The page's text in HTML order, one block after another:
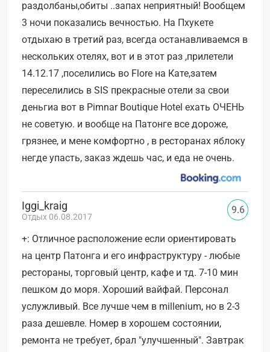
раздолбаны,обиты ..запах неприятный! Вообщем
3 ночи показались вечностью. На Пхукете
отдыхаю в третий раз, всегда останавливаемся в
нескольких отелях, вот и в этот раз ,прилетели
14.12.17 ,поселились во Flore на Кате,затем
переселились в SIS прекрасные отели за свои
деньгиа вот в Pimnar Boutique Hotel ехать ОЧЕНЬ
не советую. и вообще на Патонге все дороже,
грязнее, и мене комфортно , в ресторанах яблоку
негде упасть, заказ ждешь час, и еда не очень.
Iggi_kraig
Отдых 06.08.2017
+: Отличное расположение если ориентировать
на центр Патонга и его инфраструктуру - любые
рестораны, торговый центр, кафе и тд. 7-10 мин
пешком до моря. Хороший вайфай. Персонал
услужливый. Все лучше чем в millenium, но в 2-3
раза дешевле. Номер в хорошем состоянии,
ремонта не требует, брал "улучшенный". Завтрак
9.6